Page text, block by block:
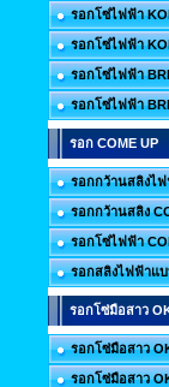
รอกโซ่ไฟฟ้า
รอกโซ่ไฟฟ้า
รอกโซ่ไฟฟ้า
รอกโซ่ไฟฟ้า
รอก COME UP
รอกกว้านสลิงไฟ
รอกกว้านสลิง
รอกโซ่ไฟฟ้า
รอกสลิงไฟฟ้าแ
รอกโซ่มือสาว
รอกโซ่มือสาว
รอกโซ่มือสาว